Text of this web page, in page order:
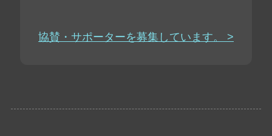
協賛・サポーターを募集しています。 >